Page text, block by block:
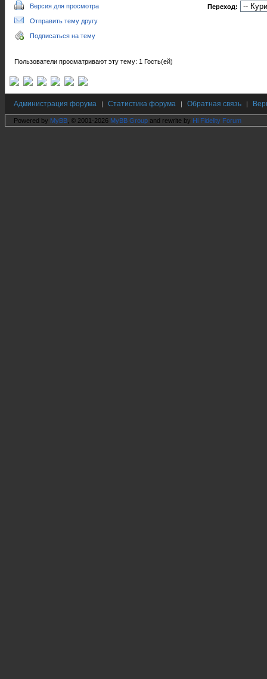
Версия для просмотра
Отправить тему другу
Подписаться на тему
Переход:
Пользователи просматривают эту тему: 1 Гость(ей)
Администрация форума | Статистика форума | Обратная связь |
Powered by MyBB , © 2001-2026 MyBB Group and rewrite by Hi Fidelity Forum